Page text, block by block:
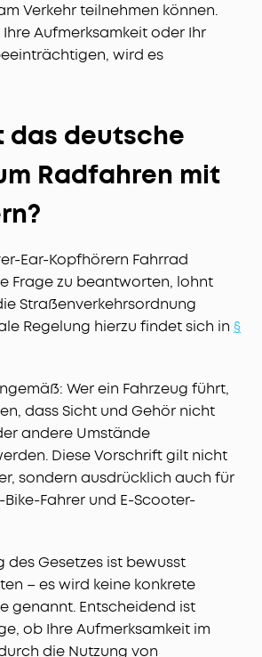
Verkehr teilnehmen können.
Aufmerksamkeit oder Ihr
wird es
das deutsche
Radfahren mit
Ear-Kopfhörern Fahrrad
Frage zu beantworten, lohnt
Straßenverkehrsordnung
Regelung hierzu findet sich in §
Wer ein Fahrzeug führt,
dass Sicht und Gehör nicht
andere Umstände
Diese Vorschrift gilt nicht
sondern ausdrücklich auch für
Fahrer und E-Scooter-
des Gesetzes ist bewusst
– es wird keine konkrete
genannt. Entscheidend ist
ob Ihre Aufmerksamkeit im
die Nutzung von